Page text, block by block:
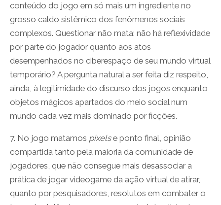
conteúdo do jogo em só mais um ingrediente no
grosso caldo sistêmico dos fenômenos sociais
complexos. Questionar não mata: não há reflexividade
por parte do jogador quanto aos atos
desempenhados no ciberespaço de seu mundo virtual
temporário? A pergunta natural a ser feita diz respeito,
ainda, à legitimidade do discurso dos jogos enquanto
objetos mágicos apartados do meio social num
mundo cada vez mais dominado por ficções.
7. No jogo matamos pixelse ponto final, opinião
compartida tanto pela maioria da comunidade de
jogadores, que não consegue mais desassociar a
prática de jogar videogame da ação virtual de atirar,
quanto por pesquisadores, resolutos em combater o